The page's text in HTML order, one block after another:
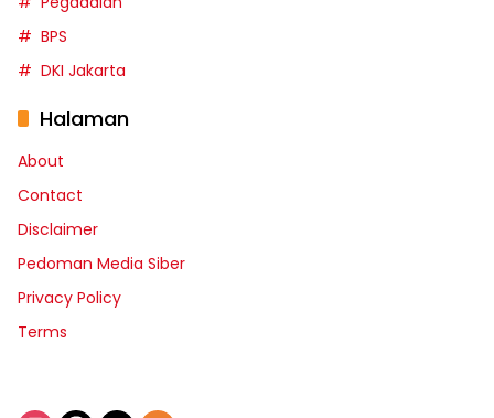
BPS
DKI Jakarta
Halaman
About
Contact
Disclaimer
Pedoman Media Siber
Privacy Policy
Terms